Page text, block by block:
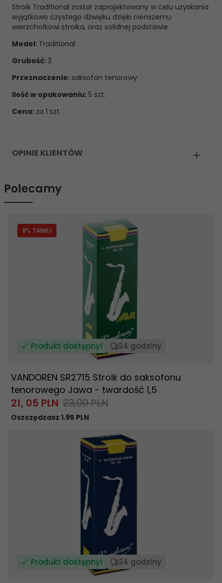
Stroik Traditional został zaprojektowany w celu uzyskania
wyjątkowo czystego dźwięku dzięki cieńszemu
wierzchołkowi stroika, oraz solidnej podstawie.
Model: Traditional
Grubość: 3
Przeznaczenie: saksofon tenorowy
Ilość w opakowaniu: 5 szt.
Cena: za 1 szt.
OPINIE KLIENTÓW
Polecamy
8% TANIEJ
Produkt dostępny! 24 godziny
VANDOREN SR2715 Stroik do saksofonu
tenorowego Jawa - twardość 1,5
21, 05 PLN 23,00 PLN
Oszczędzasz 1.95 PLN
Produkt dostępny! 24 godziny